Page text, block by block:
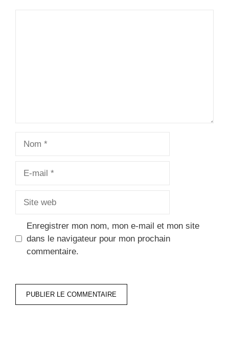
Enregistrer mon nom, mon e-mail et mon site
dans le navigateur pour mon prochain
commentaire.